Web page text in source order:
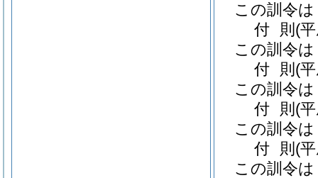
この訓令
付 則 (
この訓令
付 則 (
この訓令
付 則 (
この訓令
付 則 (
この訓令